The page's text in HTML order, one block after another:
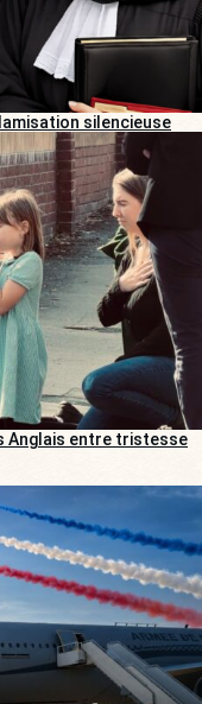
silencieuse
Anglais entre tristesse